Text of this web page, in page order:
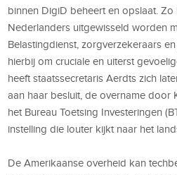
binnen DigiD beheert en opslaat.
Nederlanders uitgewisseld worden
Belastingdienst, zorgverzekeraars
hierbij om cruciale en uiterst
heeft staatssecretaris Aerdts zich
aan haar besluit, de overname door
het Bureau Toetsing Investeringen
instelling die louter kijkt naar het
De Amerikaanse overheid kan